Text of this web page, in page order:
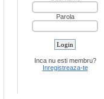
Parola
Inca nu esti membru?
Inregistreaza-te